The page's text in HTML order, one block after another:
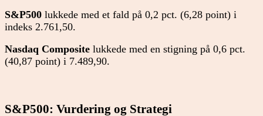
S&P500 lukkede med et fald på 0,2 pct. (6,28 point) i
indeks 2.761,50.
Nasdaq Composite lukkede med en stigning på 0,6 pct.
(40,87 point) i 7.489,90.
S&P500: Vurdering og Strategi